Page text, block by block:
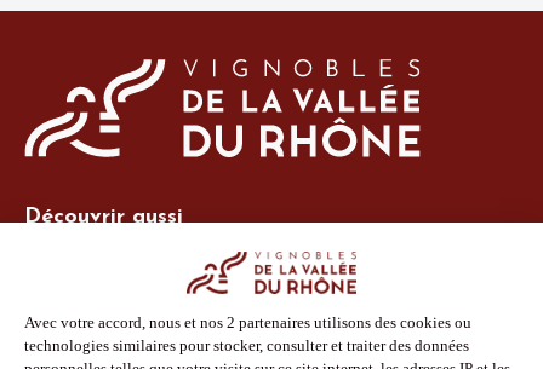
Découvrir aussi
Espace adhérent
Espace presse
Phototèque